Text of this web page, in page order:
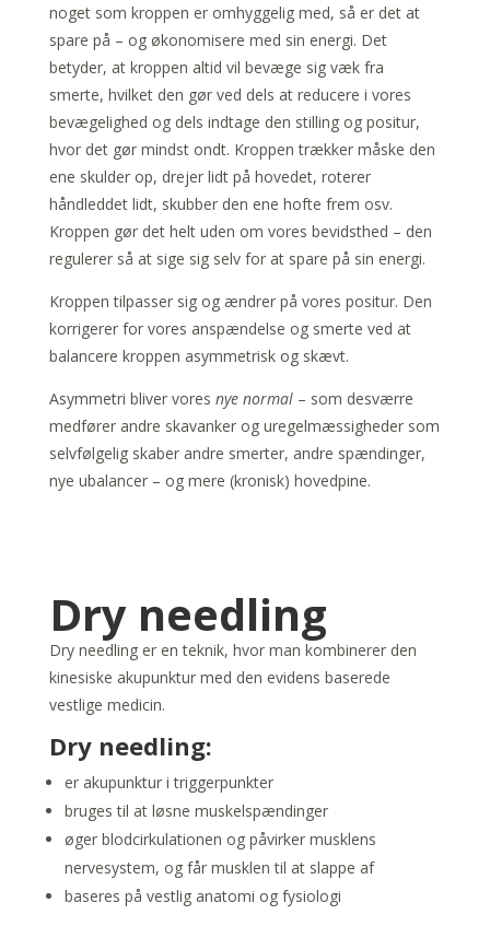
noget som kroppen er omhyggelig med, så er det at
spare på – og økonomisere med sin energi. Det
betyder, at kroppen altid vil bevæge sig væk fra
smerte, hvilket den gør ved dels at reducere i vores
bevægelighed og dels indtage den stilling og positur,
hvor det gør mindst ondt. Kroppen trækker måske den
ene skulder op, drejer lidt på hovedet, roterer
håndleddet lidt, skubber den ene hofte frem osv.
Kroppen gør det helt uden om vores bevidsthed – den
regulerer så at sige sig selv for at spare på sin energi.
Kroppen tilpasser sig og ændrer på vores positur. Den
korrigerer for vores anspændelse og smerte ved at
balancere kroppen asymmetrisk og skævt.
Asymmetri bliver vores nye normal– som desværre
medfører andre skavanker og uregelmæssigheder som
selvfølgelig skaber andre smerter, andre spændinger,
nye ubalancer – og mere (kronisk) hovedpine.
Dry needling
Dry needling er en teknik, hvor man kombinerer den
kinesiske akupunktur med den evidens baserede
vestlige medicin.
Dry needling:
er akupunktur i triggerpunkter
bruges til at løsne muskelspændinger
øger blodcirkulationen og påvirker musklens
nervesystem, og får musklen til at slappe af
baseres på vestlig anatomi og fysiologi